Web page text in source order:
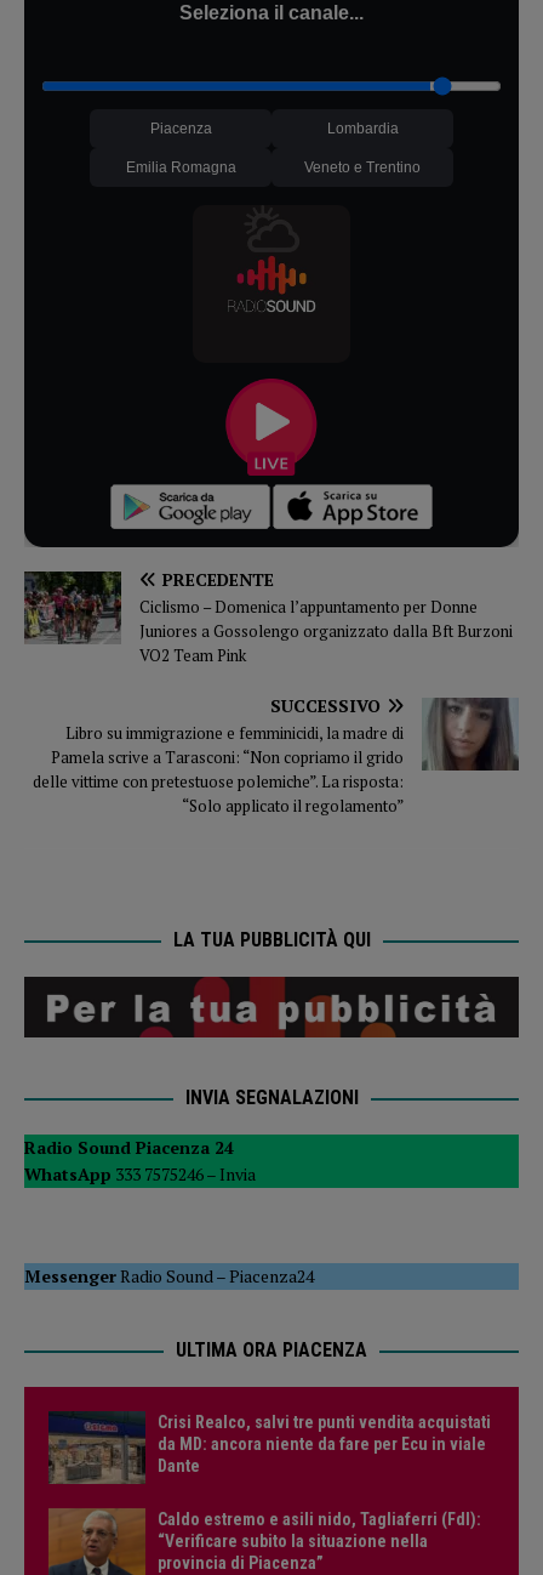
Seleziona il canale...
Piacenza Lombardia
Emilia Romagna Veneto e Trentino
PRECEDENTE
Ciclismo – Domenica l’appuntamento per Donne
Juniores a Gossolengo organizzato dalla Bft Burzoni
VO2 Team Pink
SUCCESSIVO
Libro su immigrazione e femminicidi, la madre di
Pamela scrive a Tarasconi: “Non copriamo il grido
delle vittime con pretestuose polemiche”. La risposta:
“Solo applicato il regolamento”
LA TUA PUBBLICITÀ QUI
INVIA SEGNALAZIONI
Radio Sound Piacenza 24
WhatsApp 333 7575246 – Invia
MessengerRadio Sound–Piacenza24
ULTIMA ORA PIACENZA
Crisi Realco, salvi tre punti vendita acquistati
da MD: ancora niente da fare per Ecu in viale
Dante
Caldo estremo e asili nido, Tagliaferri (FdI):
“Verificare subito la situazione nella
provincia di Piacenza”